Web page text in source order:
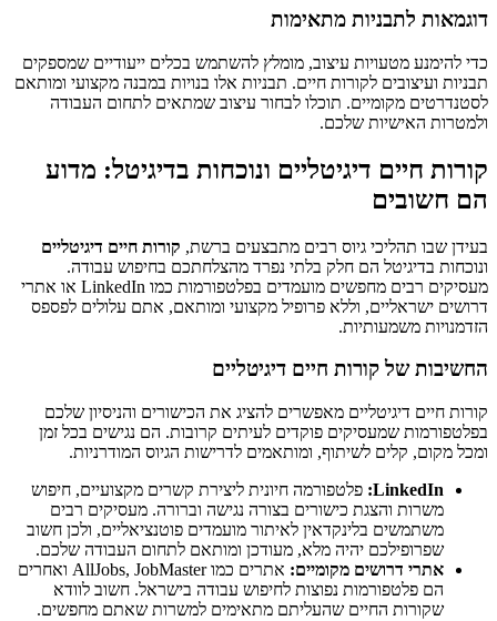
דוגמאות לתבניות מתאימות
כדי להימנע מטעויות עיצוב, מומלץ להשתמש בכלים ייעודיים שמספקים
תבניות ועיצובים לקורות חיים. תבניות אלו בנויות במבנה מקצועי ומותאם
לסטנדרטים מקומיים. תוכלו לבחור עיצוב שמתאים לתחום העבודה
ולמטרות האישיות שלכם.
קורות חיים דיגיטליים ונוכחות בדיגיטל: מדוע
הם חשובים
בעידן שבו תהליכי גיוס רבים מתבצעים ברשת, קורות חיים דיגיטליים
ונוכחות בדיגיטל הם חלק בלתי נפרד מהצלחתכם בחיפוש עבודה.
מעסיקים רבים מחפשים מועמדים בפלטפורמות כמו LinkedIn או אתרי
דרושים ישראליים, וללא פרופיל מקצועי ומותאם, אתם עלולים לפספס
הזדמנויות משמעותיות.
החשיבות של קורות חיים דיגיטליים
קורות חיים דיגיטליים מאפשרים להציג את הכישורים והניסיון שלכם
בפלטפורמות שמעסיקים פוקדים לעיתים קרובות. הם נגישים בכל זמן
ומכל מקום, קלים לשיתוף, ומותאמים לדרישות הגיוס המודרניות.
LinkedIn: פלטפורמה חיונית ליצירת קשרים מקצועיים, חיפוש
משרות והצגת כישורים בצורה נגישה וברורה. מעסיקים רבים
משתמשים בלינקדאין לאיתור מועמדים פוטנציאליים, ולכן חשוב
שפרופילכם יהיה מלא, מעודכן ומותאם לתחום העבודה שלכם.
אתרי דרושים מקומיים:
אתרים כמו AllJobs, JobMaster ואחרים
הם פלטפורמות נפוצות לחיפוש עבודה בישראל. חשוב לוודא
שקורות החיים שהעליתם מתאימים למשרות שאתם מחפשים.